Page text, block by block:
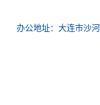
办公地址：大连市沙